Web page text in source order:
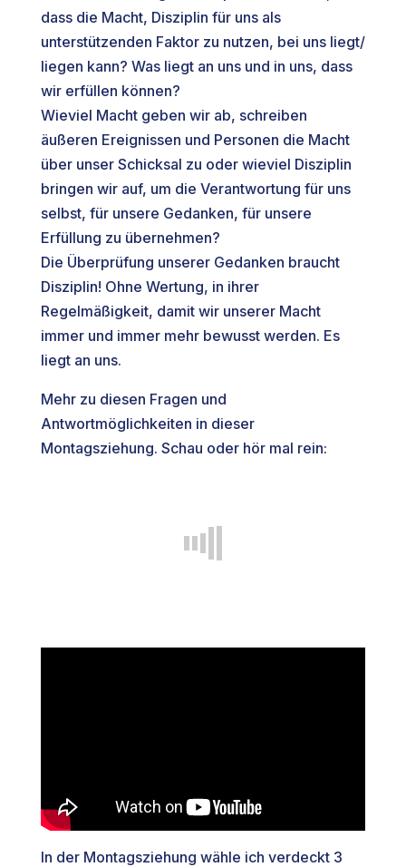
dass die Macht, Disziplin für uns als
unterstützenden Faktor zu nutzen, bei uns liegt/
liegen kann? Was liegt an uns und in uns, dass
wir erfüllen können?
Wieviel Macht geben wir ab, schreiben
äußeren Ereignissen und Personen die Macht
über unser Schicksal zu oder wieviel Disziplin
bringen wir auf, um die Verantwortung für uns
selbst, für unsere Gedanken, für unsere
Erfüllung zu übernehmen?
Die Überprüfung unserer Gedanken braucht
Disziplin! Ohne Wertung, in ihrer
Regelmäßigkeit, damit wir unserer Macht
immer und immer mehr bewusst werden. Es
liegt an uns.
Mehr zu diesen Fragen und
Antwortmöglichkeiten in dieser
Montagsziehung. Schau oder hör mal rein:
In der Montagsziehung wähle ich verdeckt 3